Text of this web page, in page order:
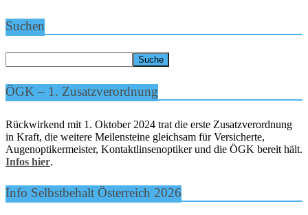
Suchen
ÖGK – 1. Zusatzverordnung
Rückwirkend mit 1. Oktober 2024 trat die erste Zusatzverordnung
in Kraft, die weitere Meilensteine gleichsam für Versicherte,
Augenoptikermeister, Kontaktlinsenoptiker und die ÖGK bereit hält.
Infos hier.
Info Selbstbehalt Österreich 2026